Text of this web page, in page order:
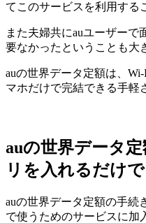
てこのサービスを利用する
また夫婦共にauユーザー
要なかったということも大
auの世界データ定額は、
マホだけで完結できる手軽
auの世界データ
リを入れるだけ
auの世界データ定額の手続
で使うためのサービスに加